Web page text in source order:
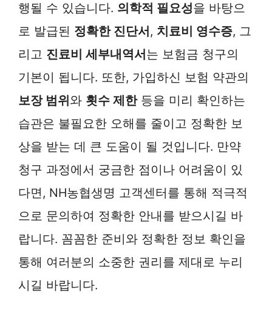
행될 수 있습니다. 의학적 필요성을 바탕으
로 발급된 정확한 진단서, 치료비 영수증, 그
리고 진료비 세부내역서는 보험금 청구의
기본이 됩니다. 또한, 가입하신 보험 약관의
보장 범위와 횟수 제한등을 미리 확인하는
습관은 불필요한 오해를 줄이고 정확한 보
상을 받는 데 큰 도움이 될 것입니다. 만약
청구 과정에서 궁금한 점이나 어려움이 있
다면, NH농협생명 고객센터를 통해 적극적
으로 문의하여 정확한 안내를 받으시길 바
랍니다. 꼼꼼한 준비와 정확한 정보 확인을
통해 여러분의 소중한 권리를 제대로 누리
시길 바랍니다.